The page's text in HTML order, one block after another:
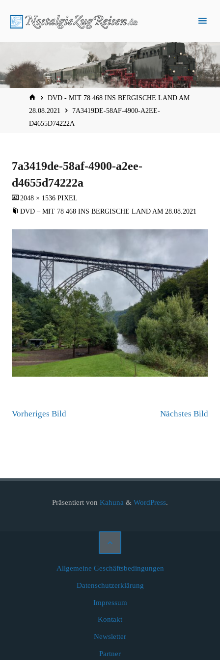
Inhalt
START
DVD - MIT 78 468 INS BERGISCHE LAND AM
28.08.2021
7A3419DE-58AF-4900-A2EE-
D4655D74222A
7a3419de-58af-4900-a2ee-
d4655d74222a
VOLLSTÄNDIGE
GRÖSSE
2048 × 1536PIXEL
DVD – MIT 78 468 INS BERGISCHE LAND AM 28.08.2021
Vorheriges Bild Nächstes Bild
Präsentiert von Kahuna & WordPress.
Allgemeine Geschäftsbedingungen
Datenschutzerklärung
Impressum
Kontakt
Newsletter
Partner